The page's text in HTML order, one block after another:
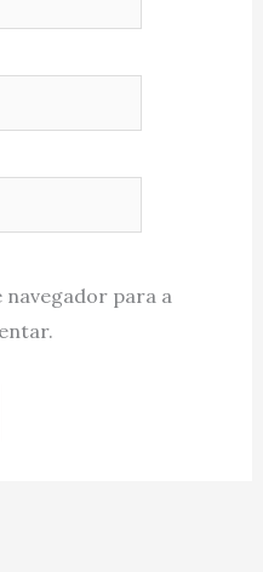
navegador para a